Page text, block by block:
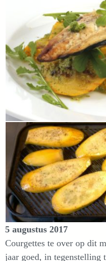
5 augustus 2017
Courgettes te over op dit
jaar goed, in tegenstelling